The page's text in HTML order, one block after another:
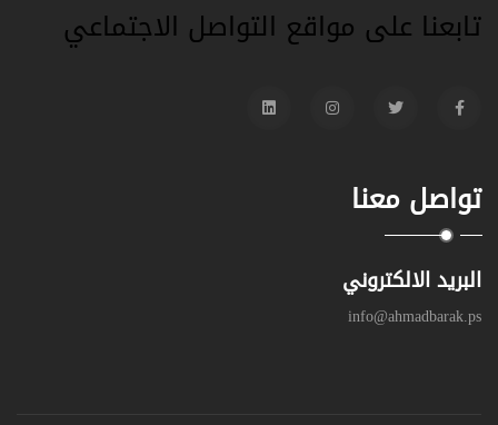
تابعنا على مواقع التواصل الاجتماعي
تواصل معنا
البريد الالكتروني
info@ahmadbarak.ps